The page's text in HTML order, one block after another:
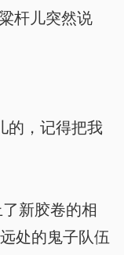
杆儿突然说
的，记得把我
新胶卷的相
处的鬼子队伍